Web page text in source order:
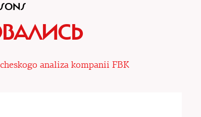
analiza kompanii FBK